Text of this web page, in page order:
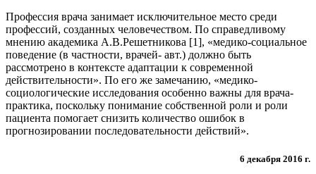
Профессия врача занимает исключительное место среди
профессий, созданных человечеством. По справедливому
мнению академика А.В.Решетникова [1], «медико-социальное
поведение (в частности, врачей- авт.) должно быть
рассмотрено в контексте адаптации к современной
действительности». По его же замечанию, «медико-
социологические исследования особенно важны для врача-
практика, поскольку понимание собственной роли и роли
пациента помогает снизить количество ошибок в
прогнозировании последовательности действий».
6 декабря 2016 г.